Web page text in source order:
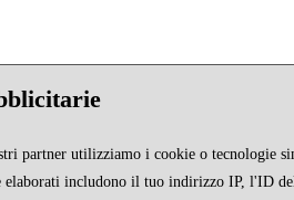
partner utilizziamo i cookie o tecnologie
elaborati includono il tuo indirizzo IP, l'ID